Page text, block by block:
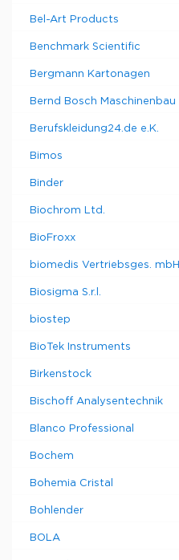
Bel-Art Products
Benchmark Scientific
Bergmann Kartonagen
Bernd Bosch Maschinenbau
Berufskleidung24.de e.K.
Bimos
Binder
Biochrom Ltd.
BioFroxx
biomedis Vertriebsges. mbH
Biosigma S.r.l.
biostep
BioTek Instruments
Birkenstock
Bischoff Analysentechnik
Blanco Professional
Bochem
Bohemia Cristal
Bohlender
BOLA